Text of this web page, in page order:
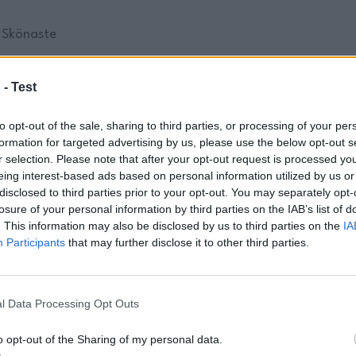
- Test
opt-out of the sale, sharing to third parties, or processing of your
for targeted advertising by us, please use the below opt-out
selection. Please note that after your opt-out request is processed
interest-based ads based on personal information utilized by us
to third parties prior to your opt-out. You may separately
of your personal information by third parties on the IAB’s list of
This information may also be disclosed by us to third parties on the
Participants that may further disclose it to other third parties.
Data Processing Opt Outs
opt-out of the Sharing of my personal data.
Skönaste
Min Extrema
BÄSTA
Djup
Sauteuse: